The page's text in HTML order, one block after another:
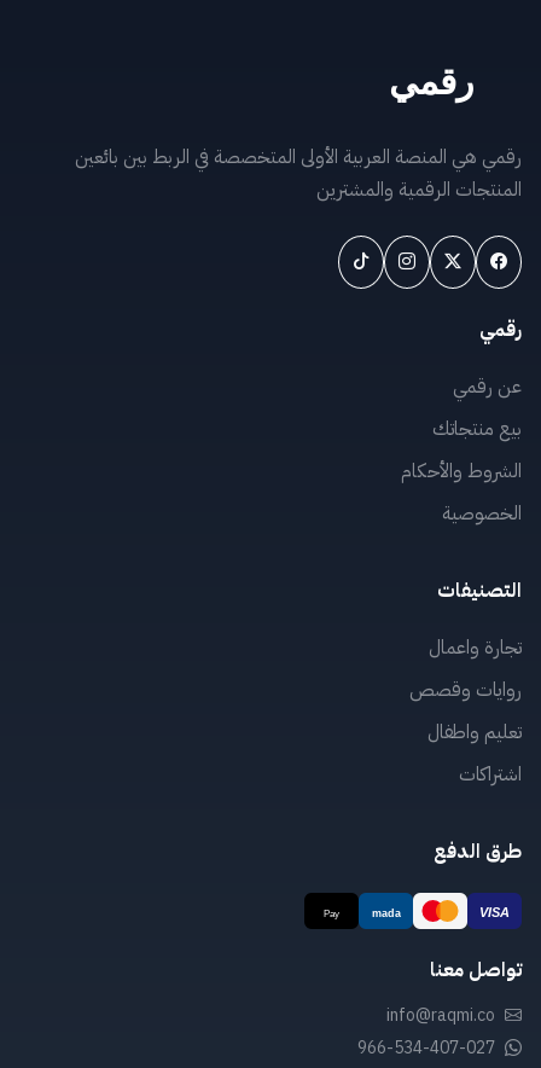
رقمي هي المنصة العربية الأولى المتخصصة في الربط بين بائعين
المنتجات الرقمية والمشترين
رقمي
عن رقمي
بيع منتجاتك
الشروط والأحكام
الخصوصية
التصنيفات
تجارة واعمال
روايات وقصص
تعليم واطفال
اشتراكات
طرق الدفع
تواصل معنا
info@raqmi.co
966-534-407-027